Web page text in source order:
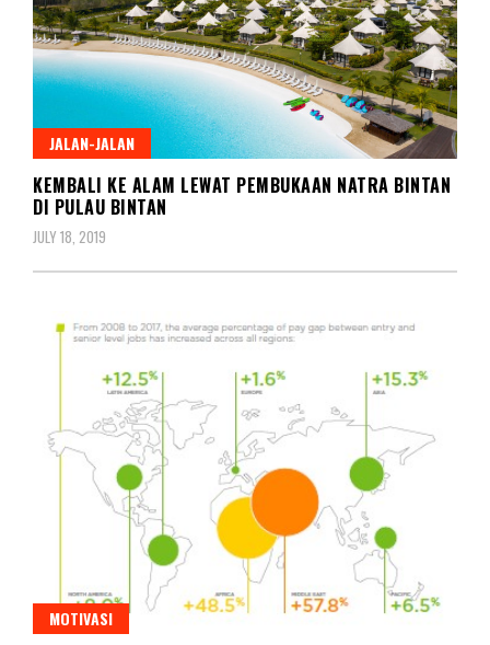
JALAN-JALAN
KEMBALI KE ALAM LEWAT PEMBUKAAN NATRA BINTAN
DI PULAU BINTAN
JULY 18, 2019
MOTIVASI